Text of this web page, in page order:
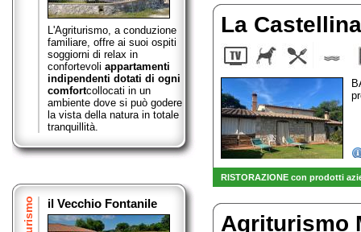
L'Agriturismo, a conduzione
familiare, offre ai suoi ospiti
soggiorni di relax in
confortevoli appartamenti
indipendenti dotati di ogni
comfortcollocati in un
ambiente dove si può godere
la vista della natura in totale
tranquillità.
il Vecchio Fontanile
La
RISTORAZIONE con prodotti
Agriturismo